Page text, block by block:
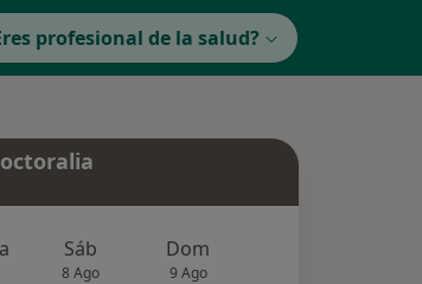
profesional de la salud?
Sáb
8 Ago
Dom
9 Ago